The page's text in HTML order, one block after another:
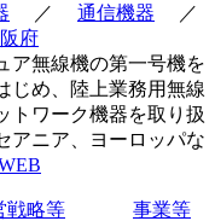
／ 通信機器
／
府
ア無線機の第一号機を
じめ、陸上業務用無線
トワーク機器を取り扱
アニア、ヨーロッパな
戦略等
事業等